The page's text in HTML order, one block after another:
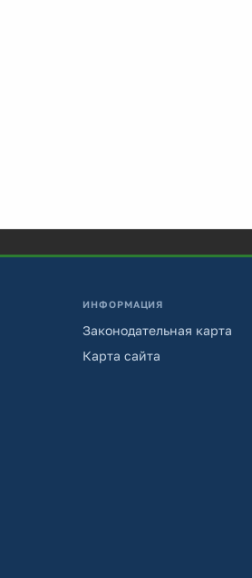
ИНФОРМАЦИЯ
Законодательная карта
Карта сайта